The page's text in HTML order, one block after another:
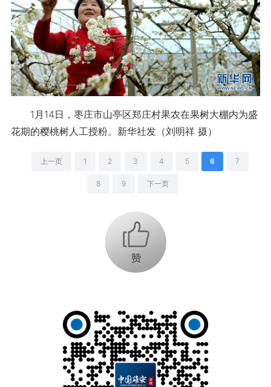
1月14日，枣庄市山亭区郑庄村果农在果树大棚内为盛
花期的樱桃树人工授粉。新华社发（刘明祥 摄）
上一页 1 2 3 4 5 6 7
8 9 下一页
+1